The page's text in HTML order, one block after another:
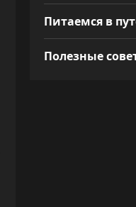
Питаемся в
Полезные